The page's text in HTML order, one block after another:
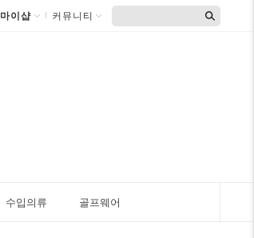
마이샵 커뮤니티
수입의류 골프웨어